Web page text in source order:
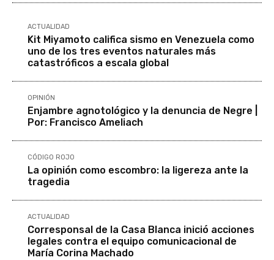
ACTUALIDAD
Kit Miyamoto califica sismo en Venezuela como
uno de los tres eventos naturales más
catastróficos a escala global
OPINIÓN
Enjambre agnotológico y la denuncia de Negre |
Por: Francisco Ameliach
CÓDIGO ROJO
La opinión como escombro: la ligereza ante la
tragedia
ACTUALIDAD
Corresponsal de la Casa Blanca inició acciones
legales contra el equipo comunicacional de
María Corina Machado